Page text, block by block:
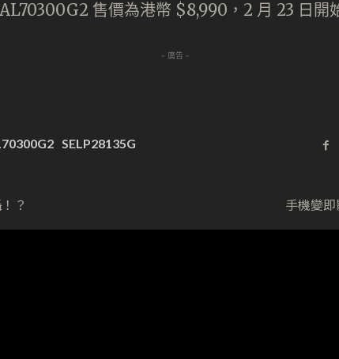
售價為港幣 $8,990，2 月 23 日開
- 廣告 -
SELP28135G
？
手機變